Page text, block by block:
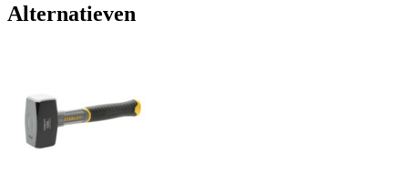
Alternatieven